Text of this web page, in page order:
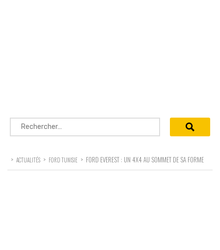
Rechercher :
> ACTUALITÉS > FORD TUNISIE > FORD EVEREST : UN 4X4 AU SOMMET DE SA FORME